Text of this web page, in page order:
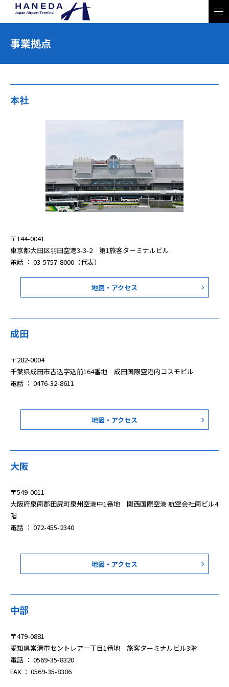
事業拠点
本社
〒144-0041
東京都大田区羽田空港3-3-2 第1旅客ターミナルビル
電話 ： 03-5757-8000（代表）
地図・アクセス
成田
〒282-0004
千葉県成田市古込字込前164番地 成田国際空港内コスモビル
電話 ： 0476-32-8611
地図・アクセス
大阪
〒549-0011
大阪府泉南郡田尻町泉州空港中1番地 関西国際空港 航空会社南ビル4
階
電話 ： 072-455-2340
地図・アクセス
中部
〒479-0881
愛知県常滑市セントレア一丁目1番地 旅客ターミナルビル3階
電話 ： 0569-35-8320
FAX ： 0569-35-8306